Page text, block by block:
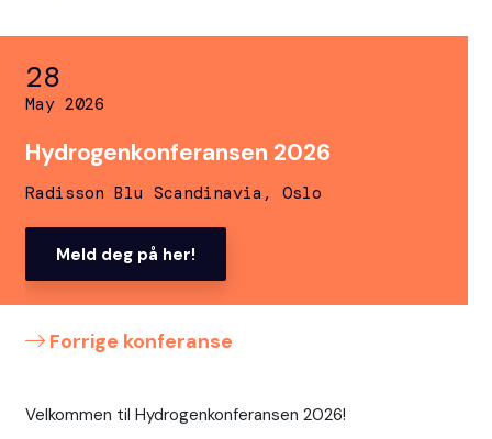
28
May 2026
Hydrogenkonferansen 2026
Radisson Blu Scandinavia, Oslo
Meld deg på her!
Forrige konferanse
Velkommen til Hydrogenkonferansen 2026!